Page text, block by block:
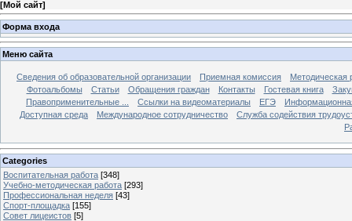
[Мой сайт]
Форма входа
Меню сайта
Сведения об образовательной организации Приемная комиссия
Методическая
Фотоальбомы
Статьи Обращения граждан Контакты Гостевая книга
Правоприменительные ...
Ссылки на видеоматериалы ЕГЭ
Доступная среда
Международное сотрудничество
Служба содействия
Categories
Воспитательная работа [348]
Учебно-методическая работа [293]
Профессиональная неделя [43]
Спорт-площадка [155]
Совет лицеистов [5]